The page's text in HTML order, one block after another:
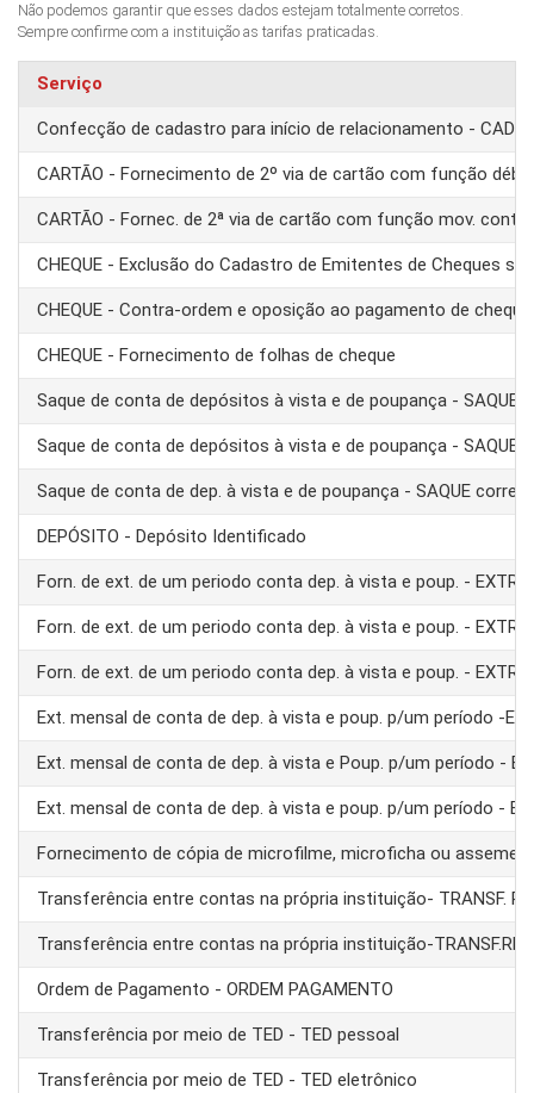
Não podemos garantir que esses dados estejam totalmente corretos.
Sempre confirme com a instituição as tarifas praticadas.
Serviço
Confecção de cadastro para início de relacionamento -
CARTÃO - Fornecimento de 2º via de cartão com função
CARTÃO - Fornec. de 2ª via de cartão com função mov. conta
CHEQUE - Exclusão do Cadastro de Emitentes de Cheques
CHEQUE - Contra-ordem e oposição ao pagamento de cheque
CHEQUE - Fornecimento de folhas de cheque
Saque de conta de depósitos à vista e de poupança - SAQUE
Saque de conta de depósitos à vista e de poupança - SAQUE
Saque de conta de dep. à vista e de poupança - SAQUE
DEPÓSITO - Depósito Identificado
Forn. de ext. de um periodo conta dep. à vista e poup. -
Forn. de ext. de um periodo conta dep. à vista e poup. -
Forn. de ext. de um periodo conta dep. à vista e poup. -
Ext. mensal de conta de dep. à vista e poup. p/um período -
Ext. mensal de conta de dep. à vista e Poup. p/um período -
Ext. mensal de conta de dep. à vista e poup. p/um período -
Fornecimento de cópia de microfilme, microficha ou
Transferência entre contas na própria instituição- TRANSF.
Transferência entre contas na própria instituição-
Ordem de Pagamento - ORDEM PAGAMENTO
Transferência por meio de TED - TED pessoal
Transferência por meio de TED - TED eletrônico